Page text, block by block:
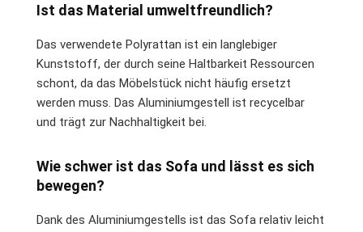
Ist das Material umweltfreundlich?
Das verwendete Polyrattan ist ein langlebiger
Kunststoff, der durch seine Haltbarkeit Ressourcen
schont, da das Möbelstück nicht häufig ersetzt
werden muss. Das Aluminiumgestell ist recycelbar
und trägt zur Nachhaltigkeit bei.
Wie schwer ist das Sofa und lässt es sich
bewegen?
Dank des Aluminiumgestells ist das Sofa relativ leicht